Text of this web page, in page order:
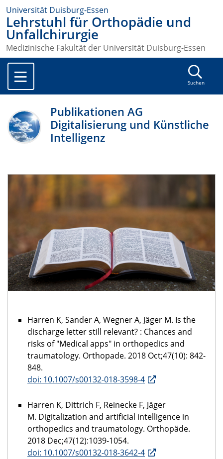
Universität Duisburg-Essen
Lehrstuhl für Orthopädie und
Unfallchirurgie
Medizinische Fakultät der Universität Duisburg-Essen
Suchen
Publikationen AG
Digitalisierung und Künstliche
Intelligenz
Harren K, Sander A, Wegner A, Jäger M. Is the
discharge letter still relevant? : Chances and
risks of "Medical apps" in orthopedics and
traumatology. Orthopade. 2018 Oct;47(10): 842-
848.
doi: 10.1007/s00132-018-3598-4
Harren K, Dittrich F, Reinecke F, Jäger
M. Digitalization and artificial intelligence in
orthopedics and traumatology. Orthopäde.
2018 Dec;47(12):1039-1054.
doi: 10.1007/s00132-018-3642-4